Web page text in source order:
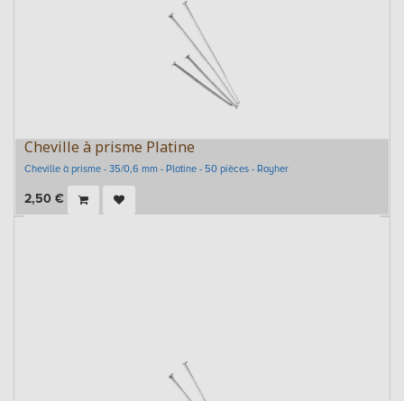
Cheville à prisme Platine
Cheville à prisme - 35/0,6 mm - Platine - 50 pièces - Rayher
2,50 €